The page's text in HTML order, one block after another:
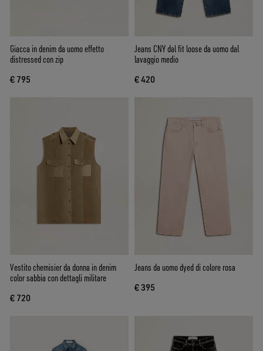
Giacca in denim da uomo effetto
distressed con zip
€ 795
Jeans CNY dal fit loose da uomo dal
lavaggio medio
€ 420
Vestito chemisier da donna in denim
color sabbia con dettagli militare
€ 720
Jeans da uomo dyed di colore rosa
€ 395